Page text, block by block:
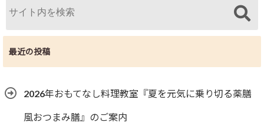
最近の投稿
2026年おもてなし料理教室『夏を元気に乗り切る薬膳
風おつまみ膳』のご案内